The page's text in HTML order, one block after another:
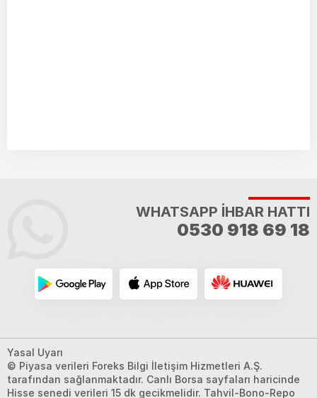
WHATSAPP İHBAR HATTI
0530 918 69 18
Yasal Uyarı
© Piyasa verileri Foreks Bilgi İletişim Hizmetleri A.Ş.
tarafından sağlanmaktadır. Canlı Borsa sayfaları haricinde
Hisse senedi verileri 15 dk gecikmelidir. Tahvil-Bono-Repo